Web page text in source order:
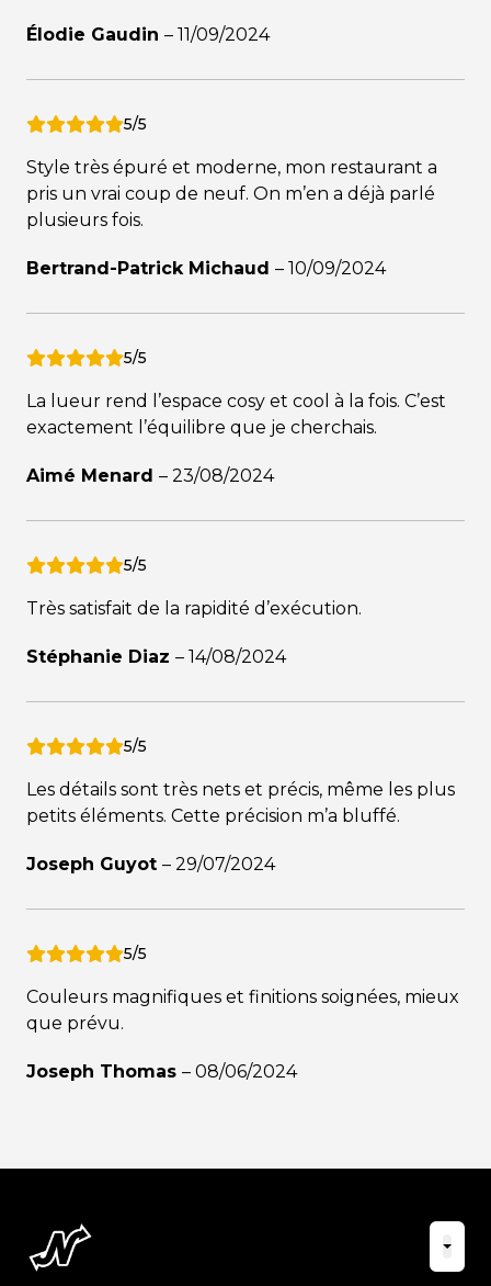
Élodie Gaudin – 11/09/2024
5/5
Style très épuré et moderne, mon restaurant a
pris un vrai coup de neuf. On m’en a déjà parlé
plusieurs fois.
Bertrand-Patrick Michaud – 10/09/2024
5/5
La lueur rend l’espace cosy et cool à la fois. C’est
exactement l’équilibre que je cherchais.
Aimé Menard – 23/08/2024
5/5
Très satisfait de la rapidité d’exécution.
Stéphanie Diaz – 14/08/2024
5/5
Les détails sont très nets et précis, même les plus
petits éléments. Cette précision m’a bluffé.
Joseph Guyot – 29/07/2024
5/5
Couleurs magnifiques et finitions soignées, mieux
que prévu.
Joseph Thomas – 08/06/2024